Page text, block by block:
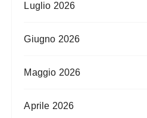
Luglio 2026
Giugno 2026
Maggio 2026
Aprile 2026